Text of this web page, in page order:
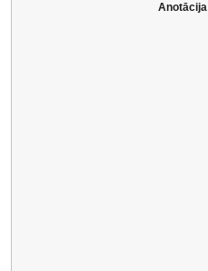
Anotācija